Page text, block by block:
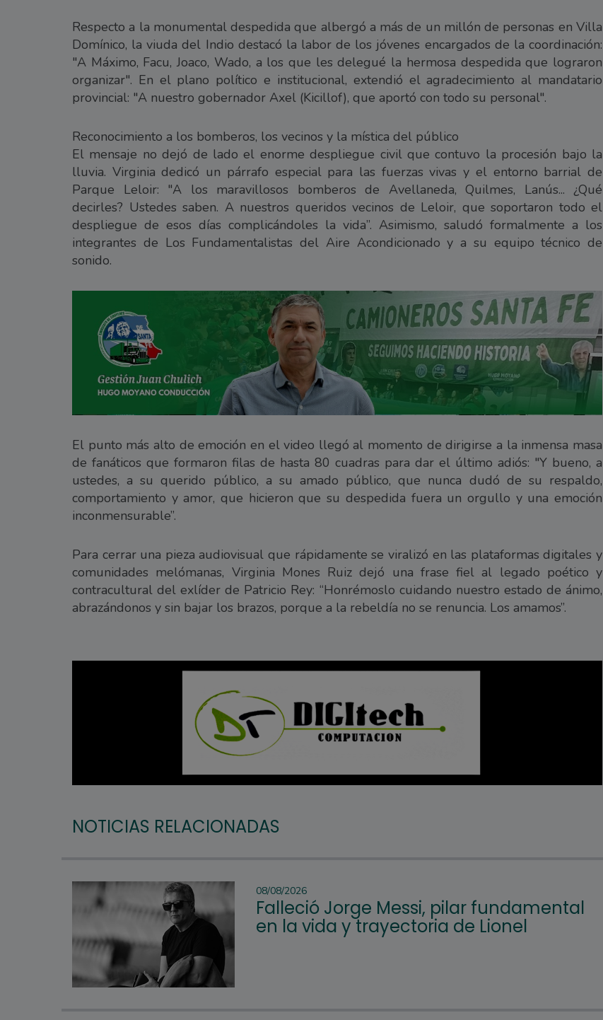
Respecto a la monumental despedida que albergó a más de un millón de personas en Villa
Domínico, la viuda del Indio destacó la labor de los jóvenes encargados de la coordinación:
"A Máximo, Facu, Joaco, Wado, a los que les delegué la hermosa despedida que lograron
organizar". En el plano político e institucional, extendió el agradecimiento al mandatario
provincial: "A nuestro gobernador Axel (Kicillof), que aportó con todo su personal".
Reconocimiento a los bomberos, los vecinos y la mística del público
El mensaje no dejó de lado el enorme despliegue civil que contuvo la procesión bajo la
lluvia. Virginia dedicó un párrafo especial para las fuerzas vivas y el entorno barrial de
Parque Leloir: "A los maravillosos bomberos de Avellaneda, Quilmes, Lanús... ¿Qué
decirles? Ustedes saben. A nuestros queridos vecinos de Leloir, que soportaron todo el
despliegue de esos días complicándoles la vida”. Asimismo, saludó formalmente a los
integrantes de Los Fundamentalistas del Aire Acondicionado y a su equipo técnico de
sonido.
El punto más alto de emoción en el video llegó al momento de dirigirse a la inmensa masa
de fanáticos que formaron filas de hasta 80 cuadras para dar el último adiós: "Y bueno, a
ustedes, a su querido público, a su amado público, que nunca dudó de su respaldo,
comportamiento y amor, que hicieron que su despedida fuera un orgullo y una emoción
inconmensurable”.
Para cerrar una pieza audiovisual que rápidamente se viralizó en las plataformas digitales y
comunidades melómanas, Virginia Mones Ruiz dejó una frase fiel al legado poético y
contracultural del exlíder de Patricio Rey: “Honrémoslo cuidando nuestro estado de ánimo,
abrazándonos y sin bajar los brazos, porque a la rebeldía no se renuncia. Los amamos”.
NOTICIAS RELACIONADAS
08/08/2026
Falleció Jorge Messi, pilar fundamental
en la vida y trayectoria de Lionel